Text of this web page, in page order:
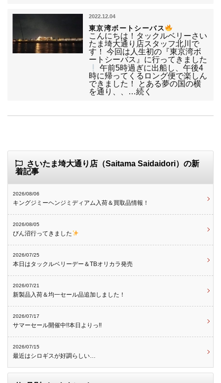
2022.12.04
東京湾ボートシーバス
こんにちは！タックルベリーさい
たま埼大通り店スタッフ北川で
す！ 今回は人生初の『東京湾ボ
ートシーバス』に行ってきました
午前5時過ぎに出船し、午後4
時に帰ってくるロング便で楽しん
できました！ とある夢の国の横
を通り、、…続く
さいたま埼大通り店（Saitama Saidaidori）の新
着記事
2026/08/06
キングジミーヘンジミディアム入荷＆買取品情報！
2026/08/05
びん沼行ってきました
2026/07/25
本日はタックルベリーデー＆TBオリカラ発売
2026/07/21
新製品入荷＆均一セール品追加しました！
2026/07/17
サマーセール開催中!!本日よりっ!!
2026/07/15
最近はシロギスが好調らしい…